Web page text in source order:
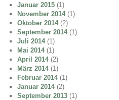
Januar 2015 (1)
November 2014(1)
Oktober 2014(2)
September 2014(1)
Juli 2014(1)
Mai 2014(1)
April 2014(2)
März 2014(1)
Februar 2014(1)
Januar 2014(2)
September 2013 (1)